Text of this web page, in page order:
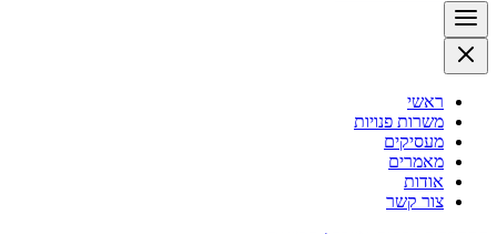
ראשי
משרות פנויות
מעסיקים
מאמרים
אודות
צור קשר